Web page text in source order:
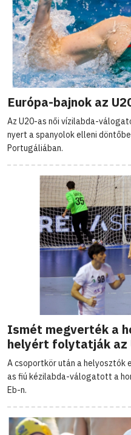
Európa-bajnok az
Az U20-as női vízilabda-
nyert a spanyolok elleni
Portugáliában.
Ismét megverték a
helyért folytatják az
A csoportkör után a helyosztók
as fiú kézilabda-válogatott a
Eb-n.